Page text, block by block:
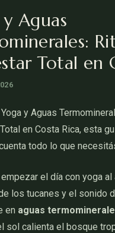
Aguas
Total en
y Aguas
en Costa Rica, esta
todo lo que
el día con yoga al
los tucanes y el sonido
en aguas
sol calienta el bosque